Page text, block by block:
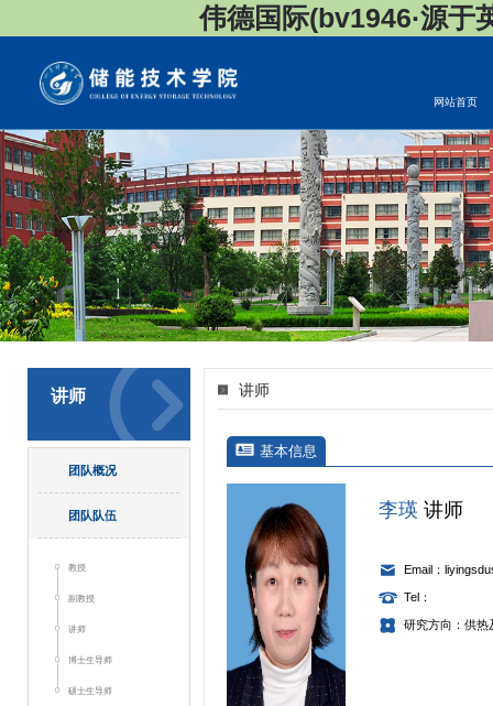
伟德国际(bv1946·源
网站首页
讲师
团队概况
团队队伍
教授
副教授
讲师
博士生导师
硕士生导师
讲师
基本信息
李瑛 讲师
Email：
Tel：
研究方向：供热